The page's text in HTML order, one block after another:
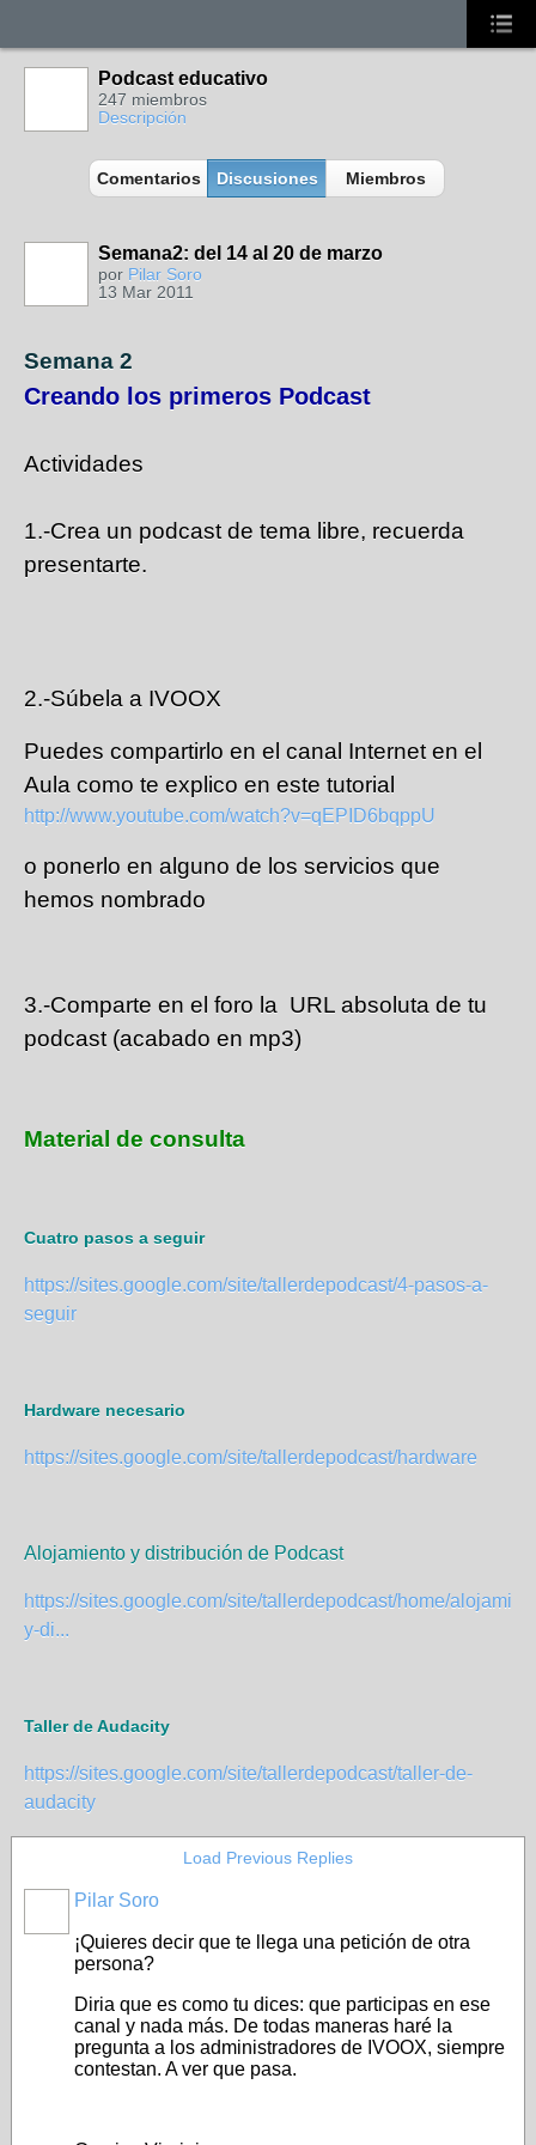
Podcast educativo
247 miembros
Descripción
Comentarios Discusiones Miembros
Semana2: del 14 al 20 de marzo
por Pilar Soro
13 Mar 2011
Semana 2
Creando los primeros Podcast
Actividades
1.-Crea un podcast de tema libre, recuerda
presentarte.
2.-Súbela a IVOOX
Puedes compartirlo en el canal Internet en el
Aula como te explico en este tutorial
http://www.youtube.com/watch?v=qEPID6bqppU
o ponerlo en alguno de los servicios que
hemos nombrado
3.-Comparte en el foro la URL absoluta de tu
podcast (acabado en mp3)
Material de consulta
Cuatro pasos a seguir
https://sites.google.com/site/tallerdepodcast/4-pasos-a-
seguir
Hardware necesario
https://sites.google.com/site/tallerdepodcast/hardware
Alojamiento y distribución de Podcast
https://sites.google.com/site/tallerdepodcast/home/
y-di...
Taller de Audacity
https://sites.google.com/site/tallerdepodcast/taller-de-
audacity
Load Previous Replies
Pilar Soro
¡Quieres decir que te llega una petición de otra
persona?
Diria que es como tu dices: que participas en ese
canal y nada más. De todas maneras haré la
pregunta a los administradores de IVOOX, siempre
contestan. A ver que pasa.